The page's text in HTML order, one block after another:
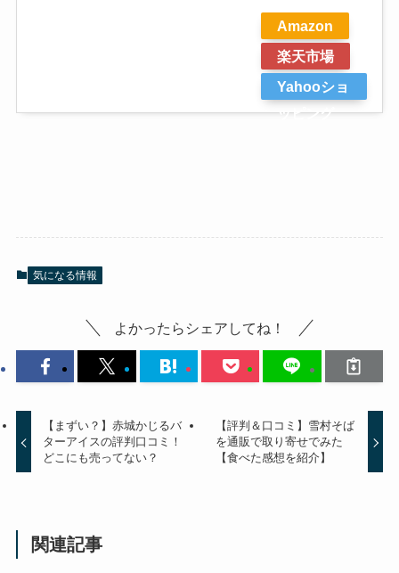
Amazon
楽天市場
Yahooショ
ッピング
気になる情報
よかったらシェアしてね！
【まずい？】赤城かじるバ
ターアイスの評判口コミ！
どこにも売ってない？
【評判＆口コミ】雪村そば
を通販で取り寄せでみた
【食べた感想を紹介】
関連記事